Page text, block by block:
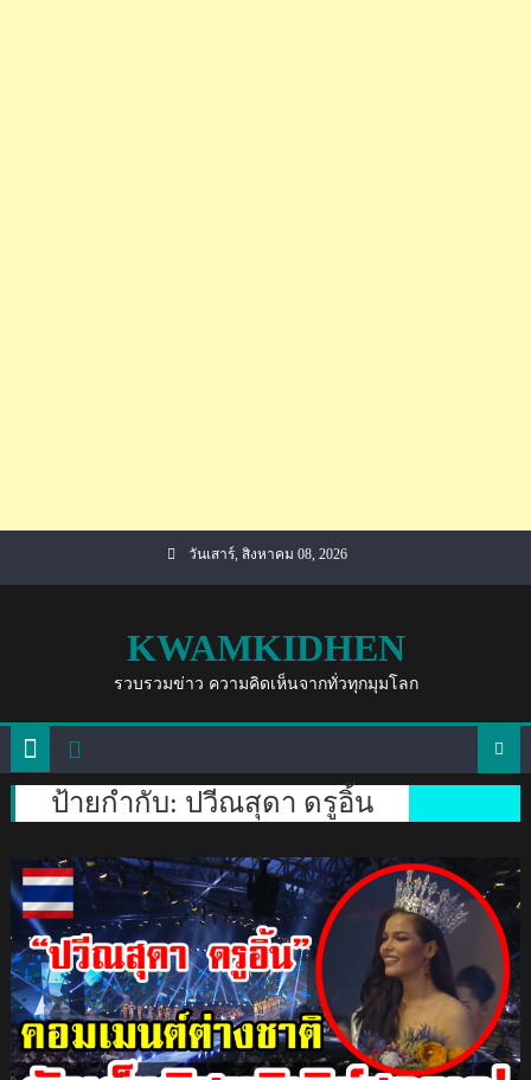
วันเสาร์, สิงหาคม 08, 2026
KWAMKIDHEN
รวบรวมข่าว ความคิดเห็นจากทั่วทุกมุมโลก
ป้ายกำกับ: ปวีณสุดา ดรูอิ้น